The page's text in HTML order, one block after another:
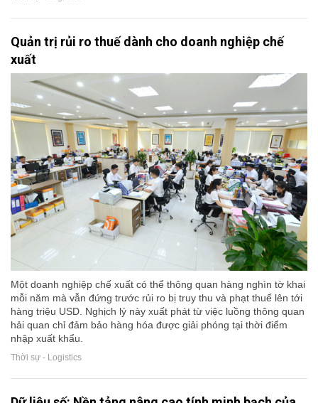
Quản trị rủi ro thuế dành cho doanh nghiệp chế
xuất
Một doanh nghiệp chế xuất có thể thông quan hàng nghìn tờ khai
mỗi năm mà vẫn đứng trước rủi ro bị truy thu và phạt thuế lên tới
hàng triệu USD. Nghịch lý này xuất phát từ việc luồng thông quan
hải quan chỉ đảm bảo hàng hóa được giải phóng tại thời điểm
nhập xuất khẩu.
Thời sự - Logistics